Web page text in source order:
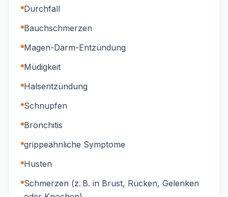
Durchfall
Bauchschmerzen
Magen-Darm-Entzündung
Müdigkeit
Halsentzündung
Schnupfen
Bronchitis
grippeähnliche Symptome
Husten
Schmerzen (z. B. in Brust, Rücken, Gelenken